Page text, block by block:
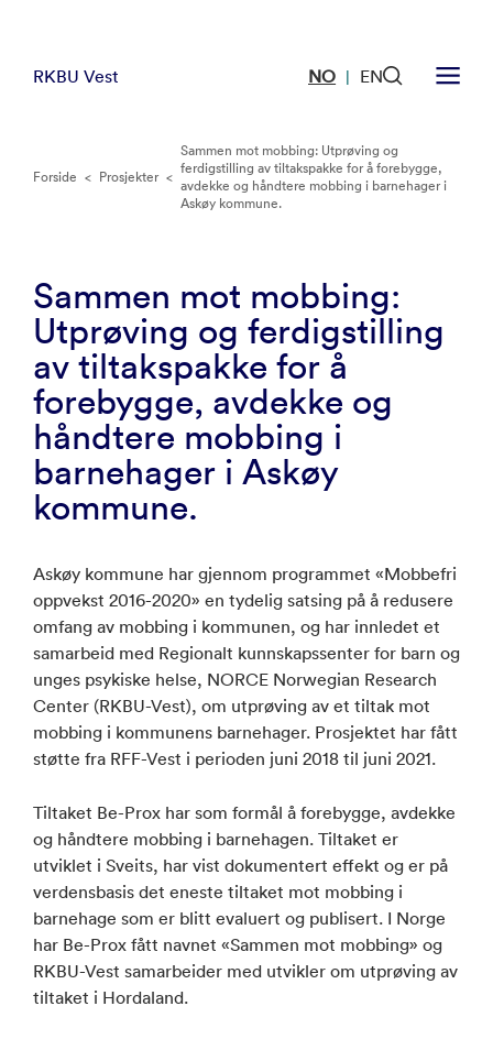
RKBU Vest NO | EN
Forside < Prosjekter <
Sammen mot mobbing: Utprøving og
ferdigstilling av tiltakspakke for å forebygge,
avdekke og håndtere mobbing i barnehager i
Askøy kommune.
Sammen mot mobbing:
Utprøving og ferdigstilling
av tiltakspakke for å
forebygge, avdekke og
håndtere mobbing i
barnehager i Askøy
kommune.
Askøy kommune har gjennom programmet «Mobbefri
oppvekst 2016-2020» en tydelig satsing på å redusere
omfang av mobbing i kommunen, og har innledet et
samarbeid med Regionalt kunnskapssenter for barn og
unges psykiske helse, NORCE Norwegian Research
Center (RKBU-Vest), om utprøving av et tiltak mot
mobbing i kommunens barnehager. Prosjektet har fått
støtte fra RFF-Vest i perioden juni 2018 til juni 2021.
Tiltaket Be-Prox har som formål å forebygge, avdekke
og håndtere mobbing i barnehagen. Tiltaket er
utviklet i Sveits, har vist dokumentert effekt og er på
verdensbasis det eneste tiltaket mot mobbing i
barnehage som er blitt evaluert og publisert. I Norge
har Be-Prox fått navnet «Sammen mot mobbing» og
RKBU-Vest samarbeider med utvikler om utprøving av
tiltaket i Hordaland.